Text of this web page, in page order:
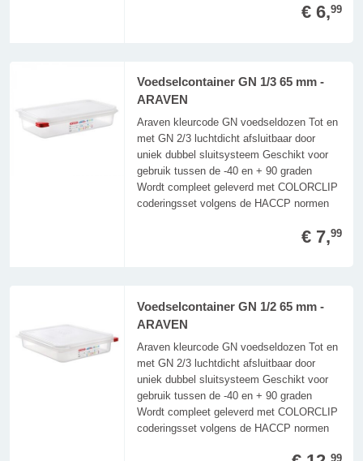
€ 6,99
Voedselcontainer GN 1/3 65 mm -
ARAVEN
Araven kleurcode GN voedseldozen Tot en
met GN 2/3 luchtdicht afsluitbaar door
uniek dubbel sluitsysteem Geschikt voor
gebruik tussen de -40 en + 90 graden
Wordt compleet geleverd met COLORCLIP
coderingsset volgens de HACCP normen
€ 7,99
Voedselcontainer GN 1/2 65 mm -
ARAVEN
Araven kleurcode GN voedseldozen Tot en
met GN 2/3 luchtdicht afsluitbaar door
uniek dubbel sluitsysteem Geschikt voor
gebruik tussen de -40 en + 90 graden
Wordt compleet geleverd met COLORCLIP
coderingsset volgens de HACCP normen
99